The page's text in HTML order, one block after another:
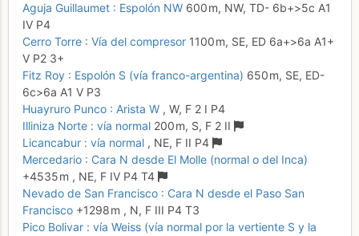
Aguja Guillaumet : Espolón NW 600 m, NW, TD- 6b+>5c A1
IV P4
Cerro Torre : Vía del compresor 1100 m, SE, ED 6a+>6a A1+
V P2 3+
Fitz Roy : Espolón S (vía franco-argentina) 650 m, SE, ED-
6c>6a A1 V P3
Huayruro Punco : Arista W , W, F 2 I P4
Illiniza Norte : vía normal 200 m, S, F 2 II
Licancabur : vía normal , NE, F II P4
Mercedario : Cara N desde El Molle (normal o del Inca)
+4535 m , NE, F IV P4 T4
Nevado de San Francisco : Cara N desde el Paso San
Francisco +1298 m , N, F III P4 T3
Pico Bolivar : vía Weiss (vía normal por la vertiente S y la